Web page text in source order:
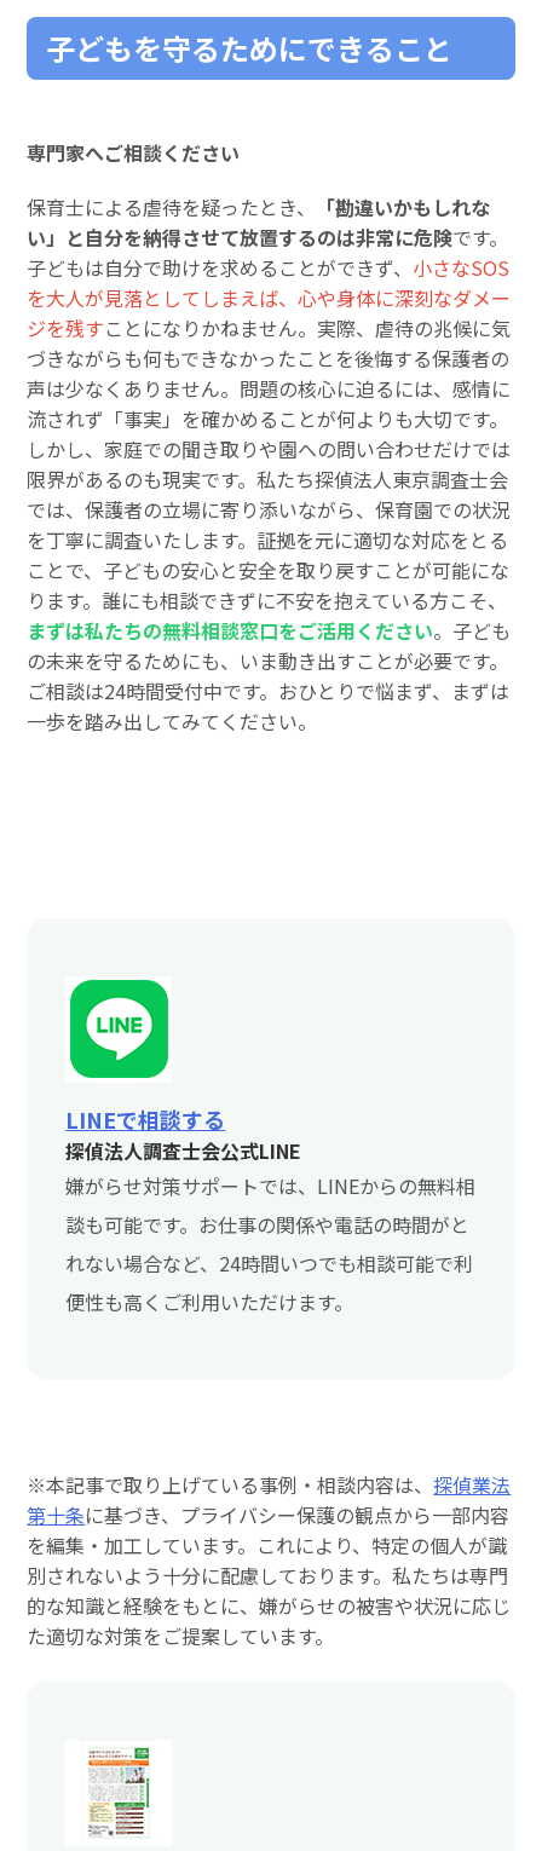
子どもを守るためにできること
専門家へご相談ください
保育士による虐待を疑ったとき、
「勘違いかもしれな
い」と自分を納得させて放置するのは非常に危険です。
子どもは自分で助けを求めることができず、 小さなSOS
を大人が見落としてしまえば、心や身体に深刻なダメー
ジを残すことになりかねません。実際、虐待の兆候に気
づきながらも何もできなかったことを後悔する保護者の
声は少なくありません。問題の核心に迫るには、感情に
流されず「事実」を確かめることが何よりも大切です。
しかし、家庭での聞き取りや園への問い合わせだけでは
限界があるのも現実です。私たち探偵法人東京調査士会
では、保護者の立場に寄り添いながら、保育園での状況
を丁寧に調査いたします。証拠を元に適切な対応をとる
ことで、子どもの安心と安全を取り戻すことが可能にな
ります。誰にも相談できずに不安を抱えている方こそ、
まずは私たちの無料相談窓口をご活用ください。子ども
の未来を守るためにも、いま動き出すことが必要です。
ご相談は24時間受付中です。おひとりで悩まず、まずは
一歩を踏み出してみてください。
LINEで相談する
探偵法人調査士会公式LINE
嫌がらせ対策サポートでは、LINEからの無料相
談も可能です。お仕事の関係や電話の時間がと
れない場合など、24時間いつでも相談可能で利
便性も高くご利用いただけます。
※本記事で取り上げている事例・相談内容は、探偵業法
第十条に基づき、プライバシー保護の観点から一部内容
を編集・加工しています。これにより、特定の個人が識
別されないよう十分に配慮しております。私たちは専門
的な知識と経験をもとに、嫌がらせの被害や状況に応じ
た適切な対策をご提案しています。